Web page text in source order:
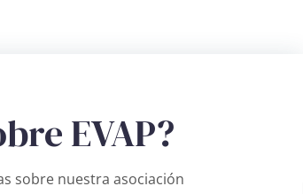
EVAP?
sobre nuestra asociación